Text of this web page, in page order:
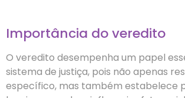
Importância do veredito
O veredito desempenha um papel
sistema de justiça, pois não apenas
específico, mas também estabelece